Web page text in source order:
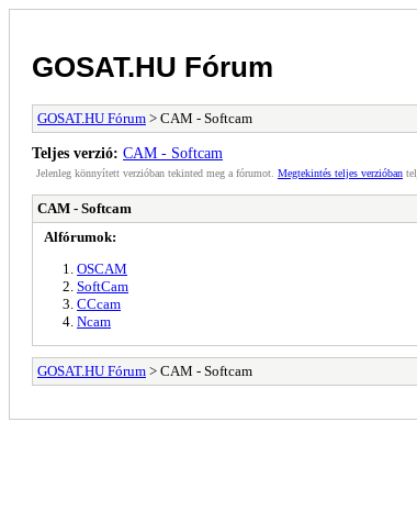
GOSAT.HU Fórum
GOSAT.HU Fórum > CAM - Softcam
Teljes verzió: CAM - Softcam
Jelenleg könnyített verzióban tekinted meg a fórumot. Megtekintés teljes verzióban
CAM - Softcam
Alfórumok:
OSCAM
SoftCam
CCcam
Ncam
GOSAT.HU Fórum > CAM - Softcam